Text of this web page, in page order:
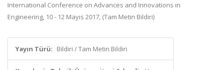
International Conference on Advances and Innovations in
Engineering, 10 - 12 Mayıs 2017, (Tam Metin Bildiri)
Yayın Türü: Bildiri / Tam Metin Bildiri